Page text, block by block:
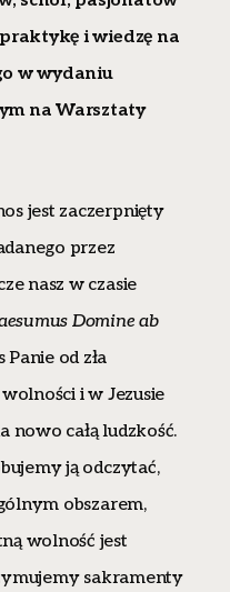
praktykę i wiedzę na
w wydaniu
na Warsztaty
jest zaczerpnięty
przez
nasz w czasie
Domine ab
od zła
i w Jezusie
nowo całą ludzkość.
ją odczytać,
obszarem,
wolność jest
sakramenty